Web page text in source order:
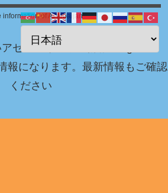
information of Azerbaijan
ゼルバイジャン情報 Blog！
報になります。最新情報もご確認
ください